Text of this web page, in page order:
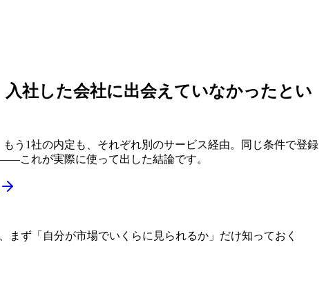
社した会社に出会えていなかった とい
う1社の内定も、それぞれ別のサービス経由。同じ条件で登録
これが実際に使って出した結論です。
ず「自分が市場でいくらに見られるか」だけ知っておく